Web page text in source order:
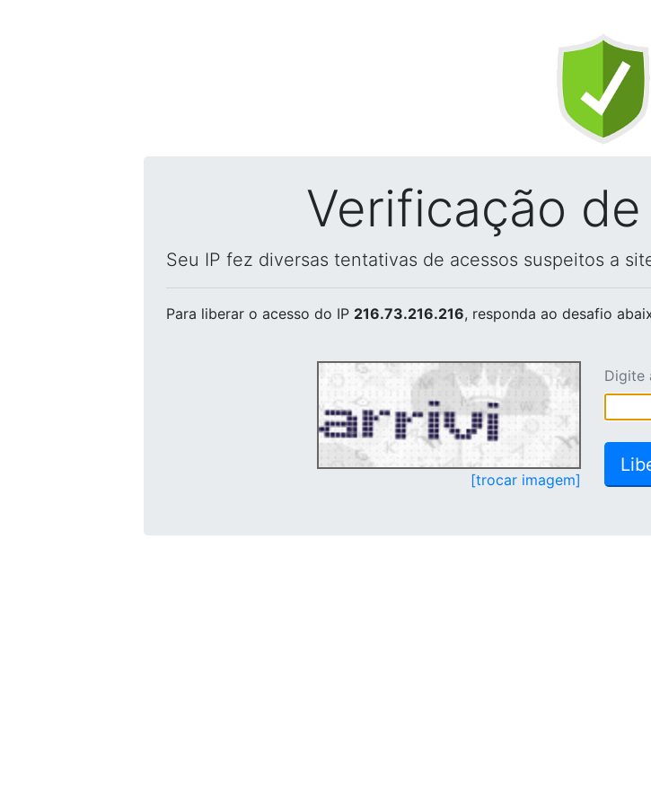
Verificação
Seu IP fez diversas tentativas de acessos suspeitos a
Para liberar o acesso do IP 216.73.216.216, responda ao desafio
[trocar imagem]
Digite